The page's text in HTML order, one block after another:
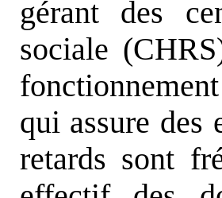
gérant des
sociale
qui assure des
retards sont